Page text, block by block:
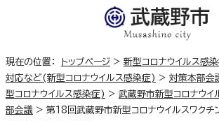
現在の位置： トップページ > 新型コロナウイルス感
対応など(新型コロナウイルス感染症) > 対策本部会
型コロナウイルス感染症) > 武蔵野市新型コロナウイ
部会議 > 第18回武蔵野市新型コロナウイルスワク